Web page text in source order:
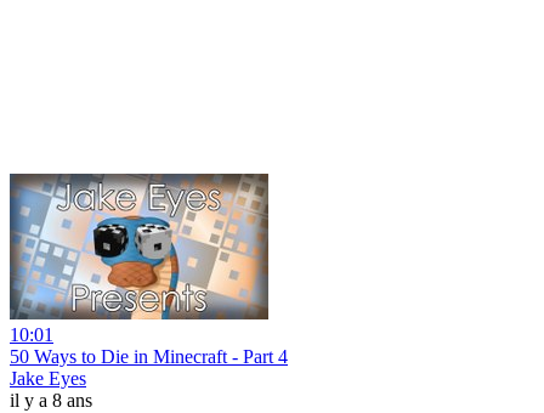
10:01
50 Ways to Die in Minecraft - Part 4
Jake Eyes
il y a 8 ans